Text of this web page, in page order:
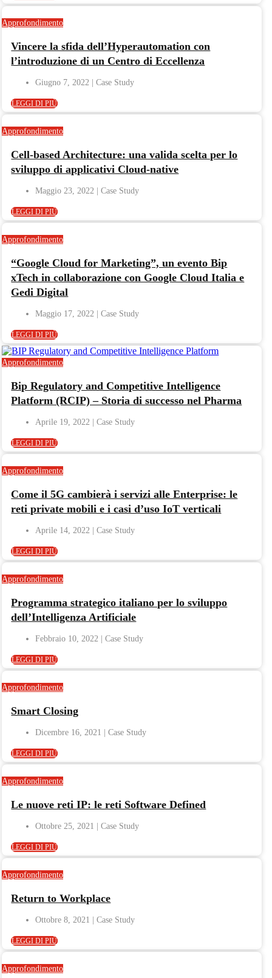
Approfondimento
Vincere la sfida dell’Hyperautomation con
l’introduzione di un Centro di Eccellenza
Giugno 7, 2022
LEGGI DI PIÙ
Approfondimento
Cell-based Architecture: una valida scelta per lo
sviluppo di applicativi Cloud-native
Maggio 23, 2022
LEGGI DI PIÙ
Approfondimento
“Google Cloud for Marketing”, un evento Bip
xTech in collaborazione con Google Cloud Italia e
Gedi Digital
Maggio 17, 2022
LEGGI DI PIÙ
Approfondimento
Bip Regulatory and Competitive Intelligence
Platform (RCIP) – Storia di successo nel Pharma
Aprile 19, 2022
LEGGI DI PIÙ
Approfondimento
Come il 5G cambierà i servizi alle Enterprise: le
reti private mobili e i casi d’uso IoT verticali
Aprile 14, 2022
LEGGI DI PIÙ
Approfondimento
Programma strategico italiano per lo sviluppo
dell’Intelligenza Artificiale
Febbraio 10, 2022
LEGGI DI PIÙ
Approfondimento
Smart Closing
Dicembre 16, 2021
LEGGI DI PIÙ
Approfondimento
Le nuove reti IP: le reti Software Defined
Ottobre 25, 2021
LEGGI DI PIÙ
Approfondimento
Return to Workplace
Ottobre 8, 2021
LEGGI DI PIÙ
Approfondimento